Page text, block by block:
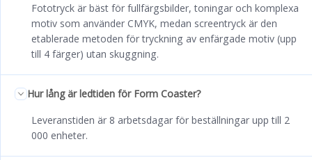
Fototryck är bäst för fullfärgsbilder, toningar och komplexa
motiv som använder CMYK, medan screentryck är den
etablerade metoden för tryckning av enfärgade motiv (upp
till 4 färger) utan skuggning.
Hur lång är ledtiden för Form Coaster?
Leveranstiden är 8 arbetsdagar för beställningar upp till 2
000 enheter.